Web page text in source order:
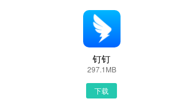
首先，我们手机里要有一个浏览器，小编比较
打开UC浏览器或者自带浏览器，我们在地址栏
大家选择PP助手、豌豆荚这类比较知名的网站下
钉钉
297.1MB
下载